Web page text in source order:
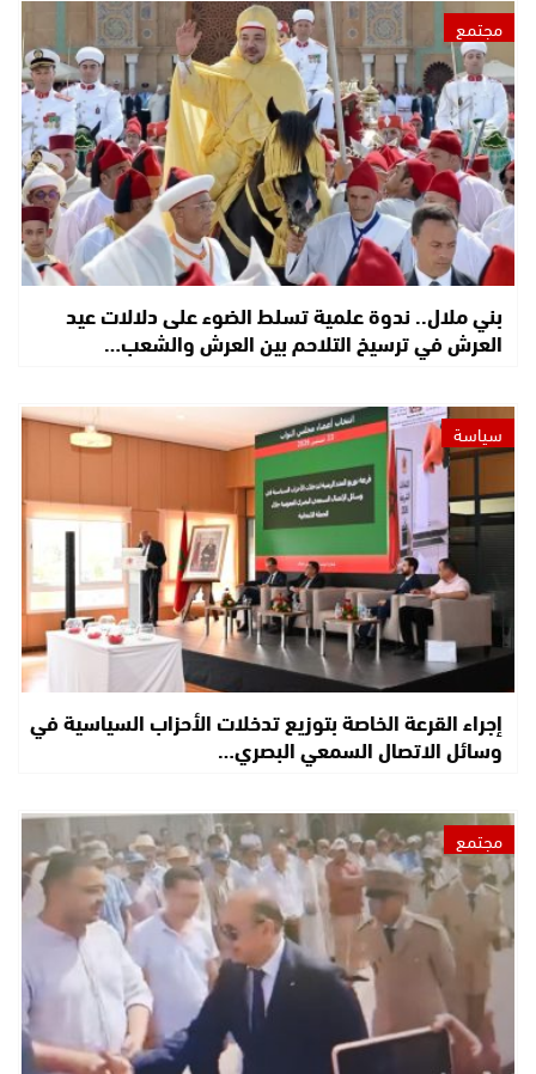
مجتمع
بني ملال.. ندوة علمية تسلط الضوء على دلالات عيد
العرش في ترسيخ التلاحم بين العرش والشعب…
سياسة
إجراء القرعة الخاصة بتوزيع تدخلات الأحزاب السياسية في
وسائل الاتصال السمعي البصري…
مجتمع